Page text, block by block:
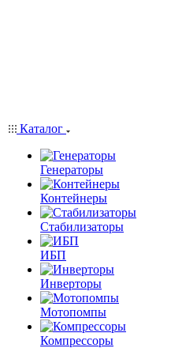
Каталог
Генераторы
Контейнеры
Стабилизаторы
ИБП
Инверторы
Мотопомпы
Компрессоры